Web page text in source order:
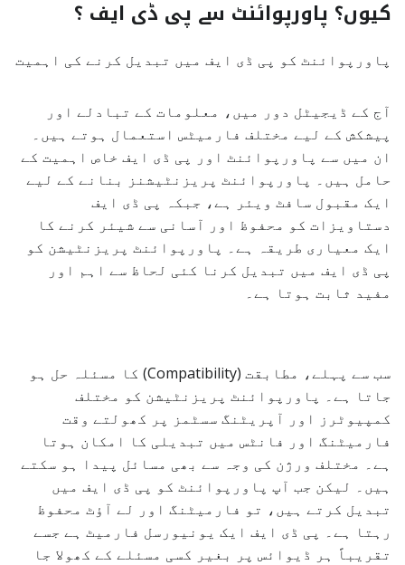
کیوں؟ پاورپوائنٹ سے پی ڈی ایف ؟
پاورپوائنٹ کو پی ڈی ایف میں تبدیل کرنے کی اہمیت
آج کے ڈیجیٹل دور میں، معلومات کے تبادلے اور
پیشکش کے لیے مختلف فارمیٹس استعمال ہوتے ہیں۔
ان میں سے پاورپوائنٹ اور پی ڈی ایف خاص اہمیت کے
حامل ہیں۔ پاورپوائنٹ پریزنٹیشنز بنانے کے لیے
ایک مقبول سافٹ ویئر ہے، جبکہ پی ڈی ایف
دستاویزات کو محفوظ اور آسانی سے شیئر کرنے کا
ایک معیاری طریقہ ہے۔ پاورپوائنٹ پریزنٹیشن کو
پی ڈی ایف میں تبدیل کرنا کئی لحاظ سے اہم اور
مفید ثابت ہوتا ہے۔
سب سے پہلے، مطابقت (Compatibility) کا مسئلہ حل ہو
جاتا ہے۔ پاورپوائنٹ پریزنٹیشن کو مختلف
کمپیوٹرز اور آپریٹنگ سسٹمز پر کھولتے وقت
فارمیٹنگ اور فانٹس میں تبدیلی کا امکان ہوتا
ہے۔ مختلف ورژن کی وجہ سے بھی مسائل پیدا ہو سکتے
ہیں۔ لیکن جب آپ پاورپوائنٹ کو پی ڈی ایف میں
تبدیل کرتے ہیں، تو فارمیٹنگ اور لے آؤٹ محفوظ
رہتا ہے۔ پی ڈی ایف ایک یونیورسل فارمیٹ ہے جسے
تقریباً ہر ڈیوائس پر بغیر کسی مسئلے کے کھولا جا